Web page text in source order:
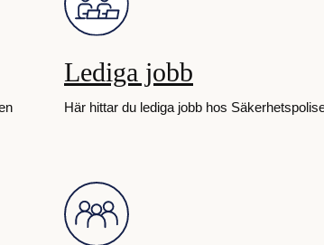
Lediga jobb
Här hittar du lediga jobb hos